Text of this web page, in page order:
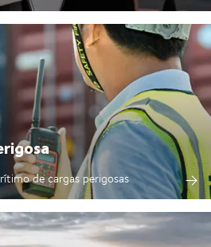
de cargas perigosas